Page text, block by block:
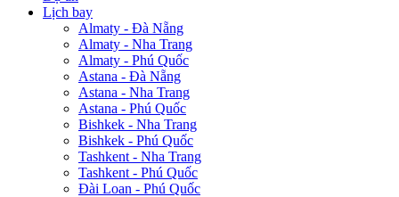
Lịch bay
Almaty - Đà Nẵng
Almaty - Nha Trang
Almaty - Phú Quốc
Astana - Đà Nẵng
Astana - Nha Trang
Astana - Phú Quốc
Bishkek - Nha Trang
Bishkek - Phú Quốc
Tashkent - Nha Trang
Tashkent - Phú Quốc
Đài Loan - Phú Quốc